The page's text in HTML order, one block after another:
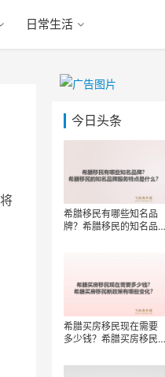
日常生活
今日头条
希腊移民有哪些知名品
牌？希腊移民的知名品
希腊买房移民现在需要
多少钱？希腊买房移民